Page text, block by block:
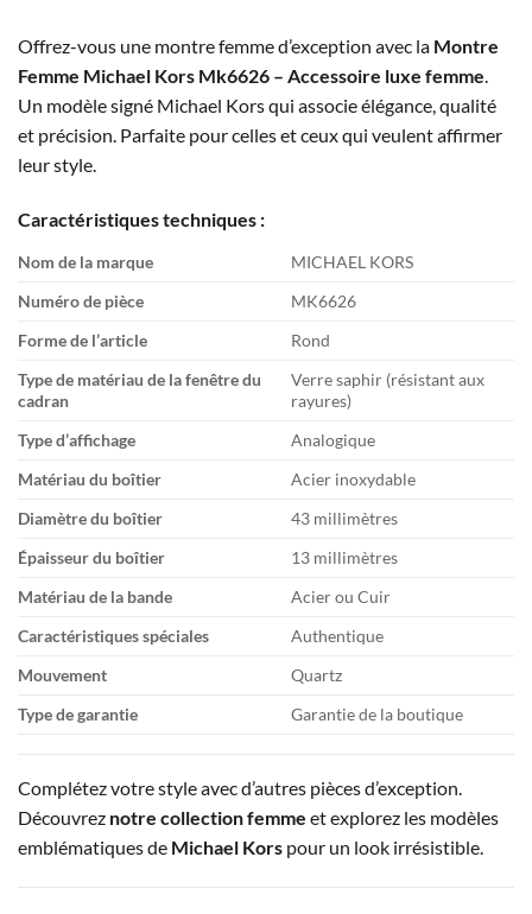
Offrez-vous une montre femme d’exception avec la Montre
Femme Michael Kors Mk6626 – Accessoire luxe femme.
Un modèle signé Michael Kors qui associe élégance, qualité
et précision. Parfaite pour celles et ceux qui veulent affirmer
leur style.
Caractéristiques techniques :
Nom de la marque
MICHAEL KORS
Numéro de pièce
MK6626
Forme de l’article
Rond
Type de matériau de la fenêtre du
cadran
Verre saphir (résistant aux
rayures)
Type d’affichage
Analogique
Matériau du boîtier
Acier inoxydable
Diamètre du boîtier
43 millimètres
Épaisseur du boîtier
13 millimètres
Matériau de la bande
Acier ou Cuir
Caractéristiques spéciales
Authentique
Mouvement
Quartz
Type de garantie
Garantie de la boutique
Complétez votre style avec d’autres pièces d’exception.
Découvrez notre collection femme et explorez les modèles
emblématiques de Michael Kors pour un look irrésistible.